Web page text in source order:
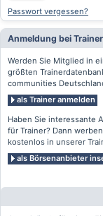
Passwort vergessen?
Anmeldung bei
Werden Sie Mitglied in
größten
communities
als Trainer anmelden
Haben Sie interessante
für Trainer? Dann
kostenlos in unserer
als Börsenanbieter